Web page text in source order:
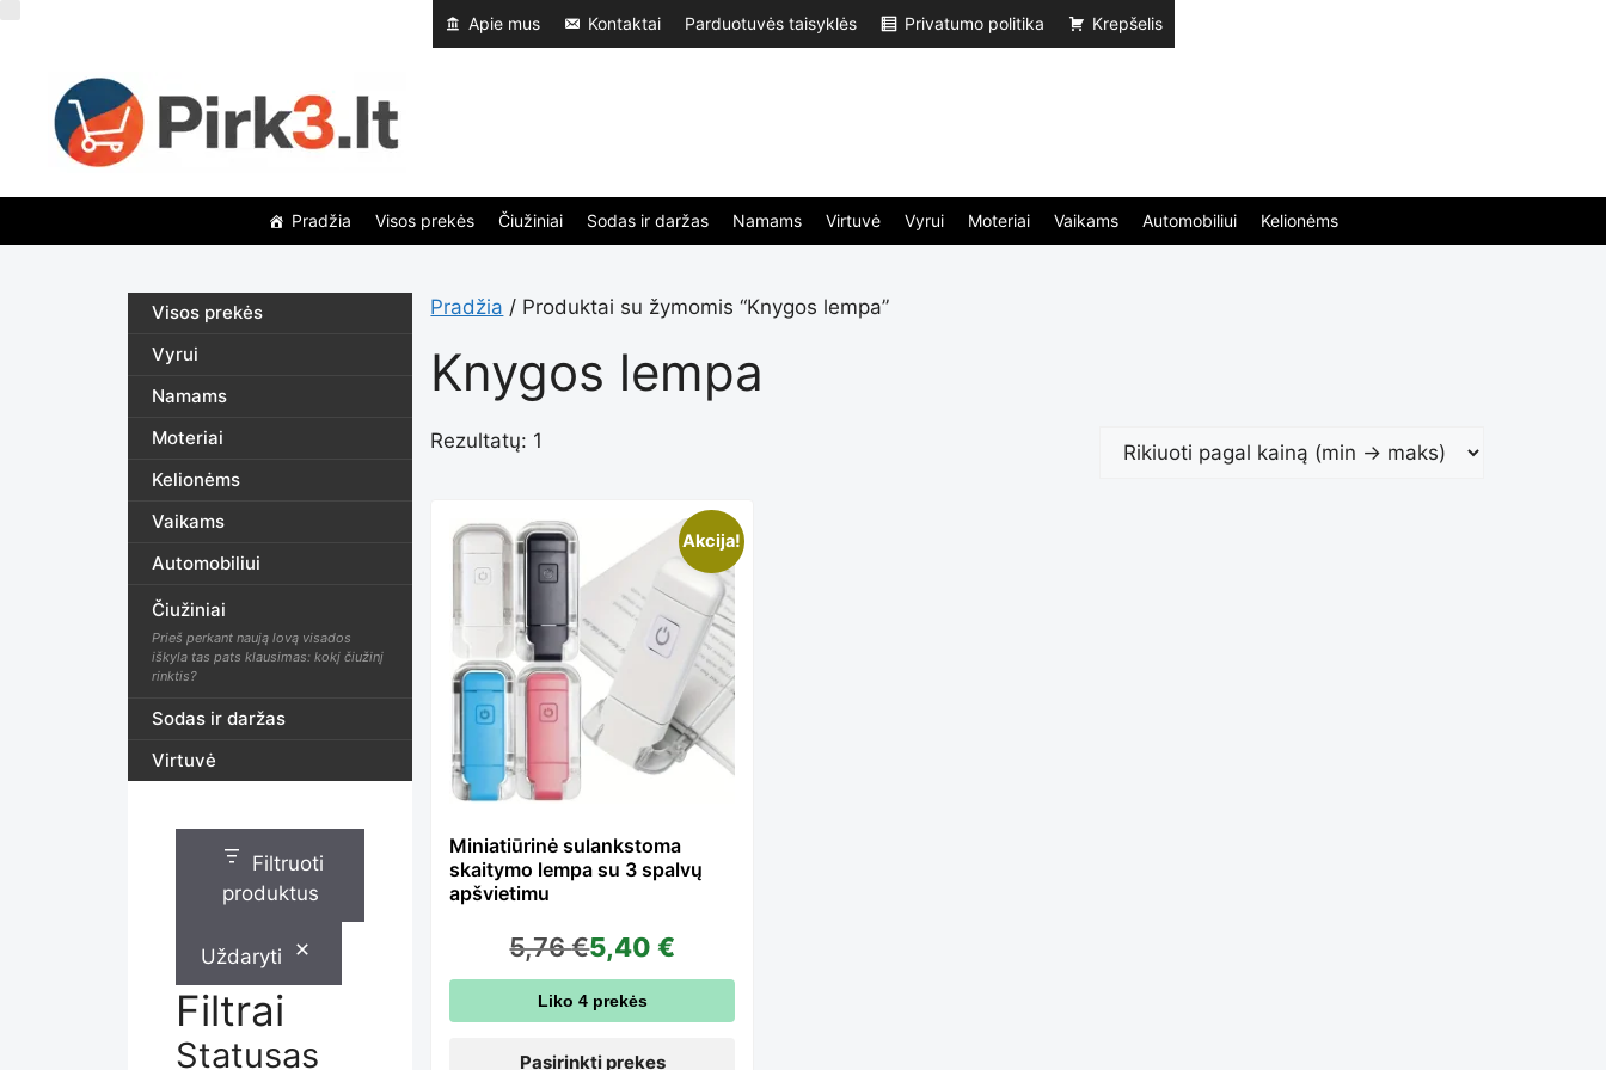
prie
turinio
Apie mus Kontaktai Parduotuvės taisyklės Privatumo politika Krepšelis
Pradžia Visos prekės Čiužiniai Sodas ir daržas Namams Virtuvė Vyrui Moteriai Vaikams Automobiliui Kelionėms
Pradžia / Produktai su žymomis “Knygos lempa”
Knygos lempa
Rezultatų: 1
Akcija!
Miniatiūrinė sulankstoma
skaitymo lempa su 3 spalvų
apšvietimu
5,76€5,40€
Liko 4 prekės
Pasirinkti prekes
This
product
has
multiple
variants.
The
Visos prekės
Vyrui
Namams
Moteriai
Kelionėms
Vaikams
Automobiliui
Čiužiniai
Prieš perkant naują lovą visados
iškyla tas pats klausimas: kokį čiužinį
rinktis?
Sodas ir daržas
Virtuvė
Filtruoti
produktus
Uždaryti
Filtrai
Statusas